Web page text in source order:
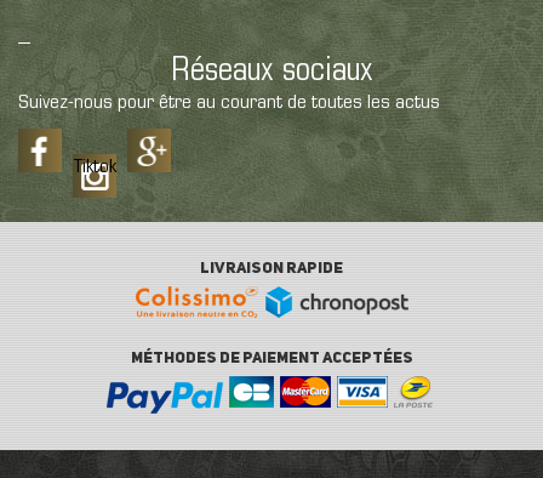
Réseaux sociaux
Suivez-nous pour être au courant de toutes les actus
Tiktok
LIVRAISON RAPIDE
MÉTHODES DE PAIEMENT ACCEPTÉES